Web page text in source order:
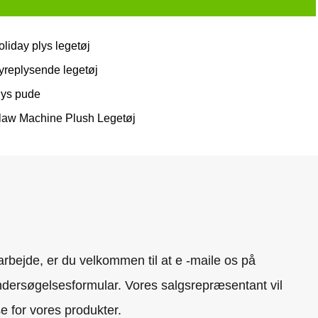
plys legetøj
legetøj
pude
Machine Plush Legetøj
er du velkommen til at e -maile os på
Vores salgsrepræsentant vil
for vores produkter.